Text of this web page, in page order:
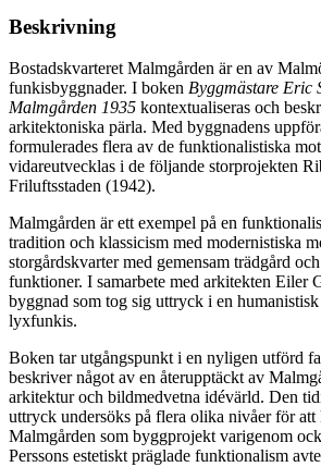
Beskrivning
Bostadskvarteret Malmgården är en av
funkisbyggnader. I boken Byggmästare Eric
Malmgården 1935 kontextualiseras och
arkitektoniska pärla. Med byggnadens
formulerades flera av de funktionalistiska
vidareutvecklas i de följande storprojekten
Friluftsstaden (1942).
Malmgården är ett exempel på en
tradition och klassicism med modernistiska
storgårdskvarter med gemensam trädgård
funktioner. I samarbete med arkitekten Eiler
byggnad som tog sig uttryck i en
lyxfunkis.
Boken tar utgångspunkt i en nyligen utförd
beskriver något av en återupptäckt av
arkitektur och bildmedvetna idévärld. Den
uttryck undersöks på flera olika nivåer för att
Malmgården som byggprojekt varigenom
Perssons estetiskt präglade funktionalism